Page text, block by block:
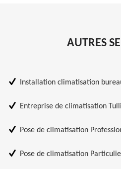
AUTRES
Installation climatisation
Entreprise de climatisation
Pose de climatisation
Pose de climatisation